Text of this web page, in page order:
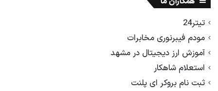
تیتر24
مودم فیبرنوری مخابرات
آموزش ارز دیجیتال در مشهد
استعلام شاهکار
ثبت نام بروکر ای پلنت